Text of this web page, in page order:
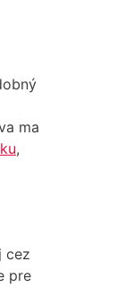
ma
,
cez
pre